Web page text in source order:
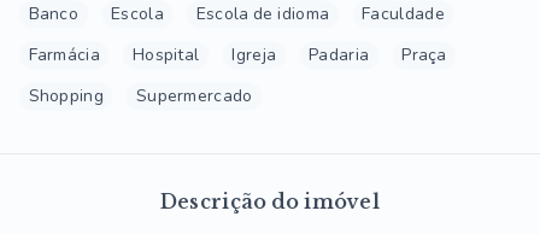
Banco Escola Escola de idioma
Faculdade
Farmácia
Hospital Igreja Padaria
Praça
Shopping
Supermercado
Descrição do imóvel